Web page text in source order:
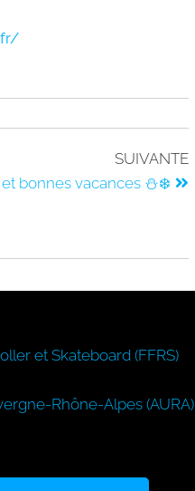
SUIVANTE
bonnes vacances ⛄❄️
et Skateboard (FFRS)
Rhône-Alpes (AURA)